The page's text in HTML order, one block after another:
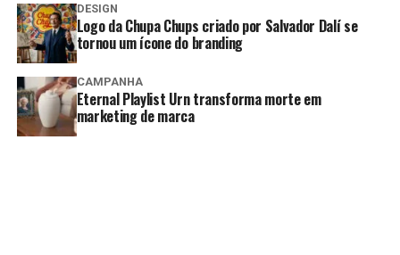
DESIGN
Logo da Chupa Chups criado por Salvador Dalí se
tornou um ícone do branding
CAMPANHA
Eternal Playlist Urn transforma morte em
marketing de marca